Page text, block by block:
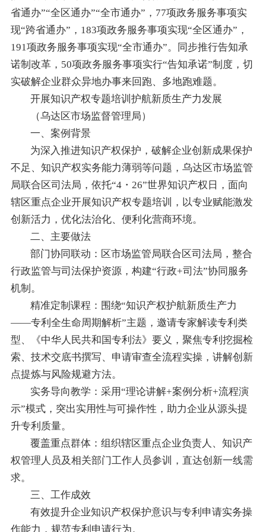
省通办”“全区通办”“全市通办”，77项政务服务事项实
现“跨省通办”，183项政务服务事项实现“全区通办”，
191项政务服务事项实现“全市通办”。同步推行告知承
诺制改革，50项政务服务事项实行“告知承诺”制度，切
实破解企业群众异地办事来回跑、多地跑难题。
开展知识产权专题培训护航新质生产力发展
（乌达区市场监督管理局）
一、案例背景
为深入推进知识产权保护，破解企业创新成果保护
不足、知识产权实务能力薄弱等问题，乌达区市场监管
局联合区司法局，依托“4・26”世界知识产权日，面向
辖区重点企业开展知识产权专题培训，以专业赋能激发
创新活力，优化法治化、便利化营商环境。
二、主要做法
部门协同联动：区市场监管局联合区司法局，整合
行政监管与司法保护资源，构建“行政+司法”协同服务
机制。
精准定制课程：围绕“知识产权护航新质生产力
——专利全生命周期解析”主题，邀请专家解读专利类
型、《中华人民共和国专利法》要义，聚焦专利挖掘检
索、技术交底书撰写、申请审查全流程实操，讲解创新
点提炼与风险规避方法。
实务导向教学：采用“理论讲解+案例分析+流程演
示”模式，突出实用性与可操作性，助力企业从源头提
升专利质量。
覆盖重点群体：组织辖区重点企业负责人、知识产
权管理人员及相关部门工作人员参训，直达创新一线需
求。
三、工作成效
有效提升企业知识产权保护意识与专利申请实务操
作能力，规范专利申请行为。